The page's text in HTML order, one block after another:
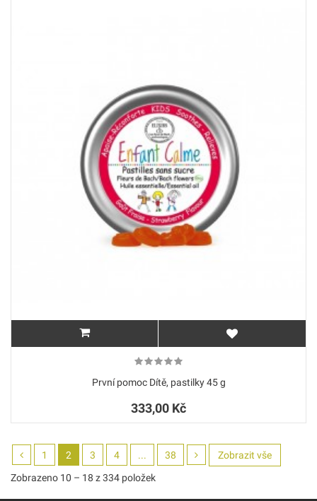
První pomoc Dítě, pastilky 45 g
333,00 Kč
Zobrazit vše
1 2 3 4 ...
38
Zobrazeno 10 – 18 z 334 položek